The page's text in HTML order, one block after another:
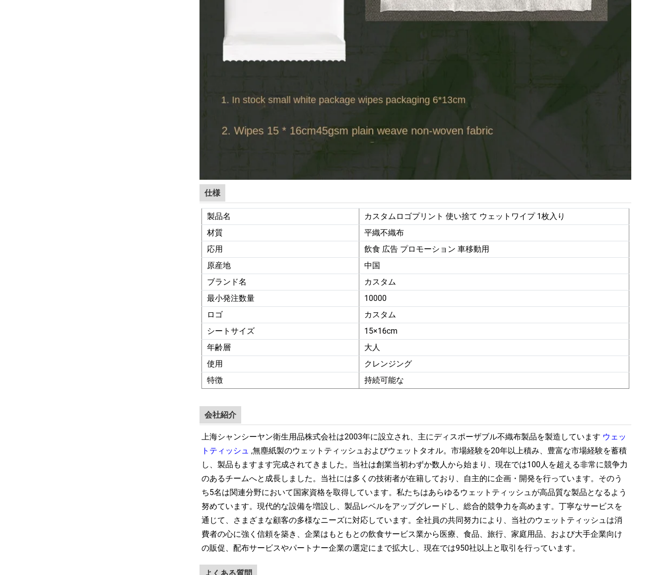
仕様
製品名
カスタムロゴプリント 使い捨て ウェットワイプ 1枚入り
材質
平織不織布
応用
飲食 広告 プロモーション 車移動用
原産地
中国
ブランド名
カスタム
最小発注数量
10000
ロゴ
カスタム
シートサイズ
15×16cm
年齢層
大人
使用
クレンジング
特徴
持続可能な
会社紹介
上海シャンシーヤン衛生用品株式会社は2003年に設立され、主にディスポーザブル不織布製品を製造しています ウェッ
トティッシュ ,無塵紙製のウェットティッシュおよびウェットタオル。市場経験を20年以上積み、豊富な市場経験を蓄積
し、製品もますます完成されてきました。当社は創業当初わずか数人から始まり、現在では100人を超える非常に競争力
のあるチームへと成長しました。当社には多くの技術者が在籍しており、自主的に企画・開発を行っています。そのう
ち5名は関連分野において国家資格を取得しています。私たちはあらゆるウェットティッシュが高品質な製品となるよう
努めています。現代的な設備を増設し、製品レベルをアップグレードし、総合的競争力を高めます。丁寧なサービスを
通じて、さまざまな顧客の多様なニーズに対応しています。全社員の共同努力により、当社のウェットティッシュは消
費者の心に強く信頼を築き、企業はもともとの飲食サービス業から医療、食品、旅行、家庭用品、および大手企業向け
の販促、配布サービスやパートナー企業の選定にまで拡大し、現在では950社以上と取引を行っています。
よくある質問